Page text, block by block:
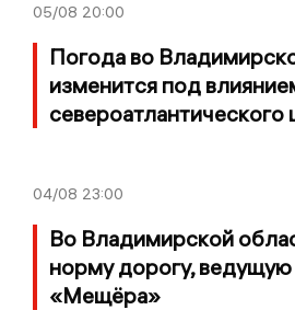
05/08 20:00
Погода во
изменится под
североатлантического
04/08 23:00
Во Владимирской
норму дорогу, ведущую
«Мещёра»